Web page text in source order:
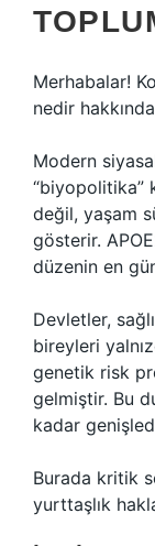
Merhabalar!
nedir
Modern
“biyopolitika”
değil, yaşam
gösterir.
düzenin en
Devletler,
bireyleri
genetik risk
gelmiştir. Bu
kadar
Burada kritik
yurttaşlık